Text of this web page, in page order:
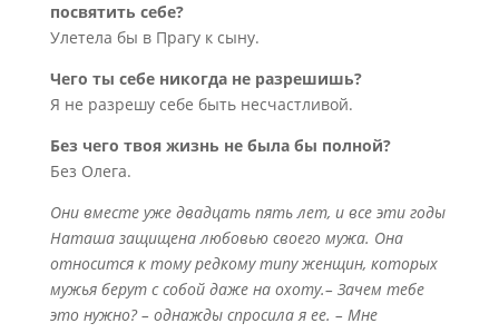
посвятить себе?
Улетела бы в Прагу к сыну.
Чего ты себе никогда не разрешишь?
Я не разрешу себе быть несчастливой.
Без чего твоя жизнь не была бы полной?
Без Олега.
Они вместе уже двадцать пять лет, и все эти годы
Наташа защищена любовью своего мужа. Она
относится к тому редкому типу женщин, которых
мужья берут с собой даже на охоту.– Зачем тебе
это нужно? – однажды спросила я ее. – Мне